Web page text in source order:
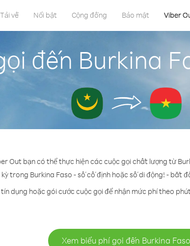
Tải về Nổi bật Cộng đồng Bảo mật Viber
đến Burkina
Out bạn có thể thực hiện các cuộc gọi chất lượng từ
trong Burkina Faso - số cố định hoặc số di động! - bắt
dụng hoặc gói cước cuộc gọi để nhận mức phí theo
Xem biểu phí gọi đến Burkina Faso